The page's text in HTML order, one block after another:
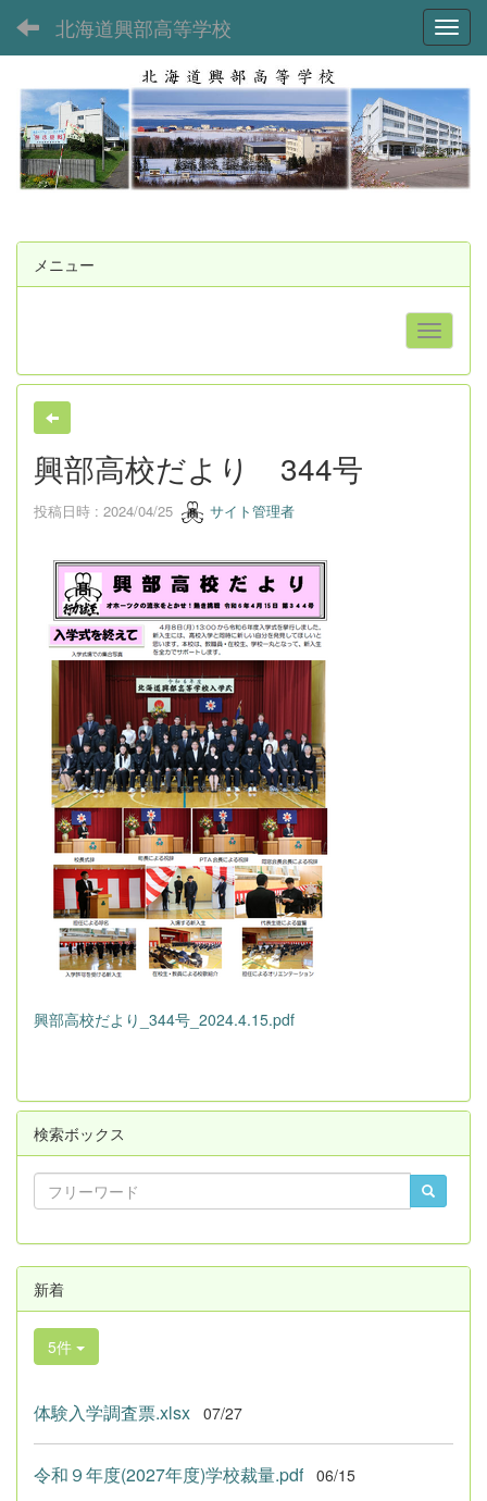
北海道興部高等学校
メニュー
興部高校だより 344号
投稿日時 : 2024/04/25 サイト管理者
興部高校だより_344号_2024.4.15.pdf
検索ボックス
新着
5件
体験入学調査票.xlsx 07/27
令和９年度(2027年度)学校裁量.pdf 06/15